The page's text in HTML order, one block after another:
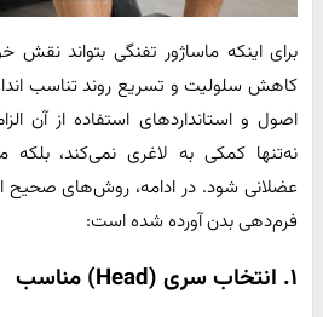
برای اینکه ماساژور تفنگی بتواند نقش
کاهش سلولیت و تسریع روند تناسب
اصول و استانداردهای استفاده از آن
نه‌تنها کمکی به لاغری نمی‌کند،
عضلانی شود. در ادامه، روش‌های صحیح
فرم‌دهی بدن آورده شده است:
۱. انتخاب سری (Head) مناسب